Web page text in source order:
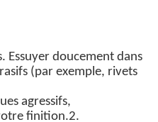
. Essuyer doucementdans
(par exemple, rivets
agressifs,
finition.2.